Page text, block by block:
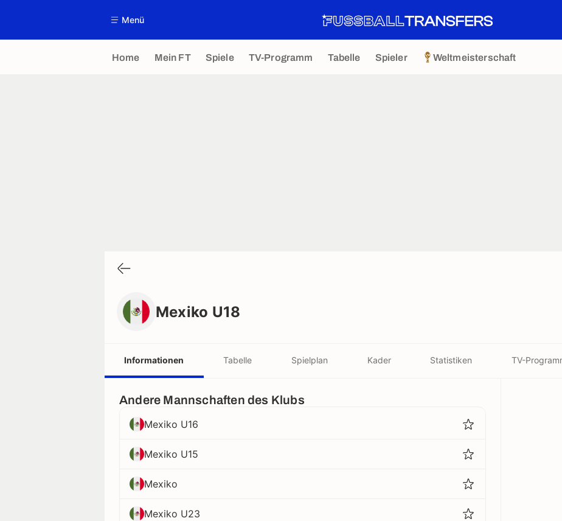
Menü
Home Mein FT Spiele TV-Programm Tabelle Spieler Weltmeisterschaft
Mexiko U18
Informationen Tabelle Spielplan Kader Statistiken TV-
Andere Mannschaften des Klubs
Mexiko U16
Mexiko U15
Mexiko
Mexiko U23